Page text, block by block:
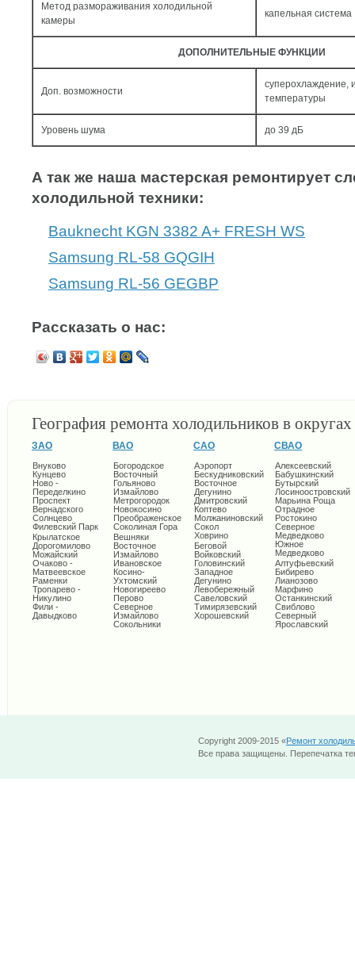
Метод размораживания холодильной
камеры
капельная система
ДОПОЛНИТЕЛЬНЫЕ ФУНКЦИИ
Доп. возможности
суперохлаждение,
температуры
Уровень шума до 39 дБ
А так же наша мастерская ремонтирует
холодильной техники:
Bauknecht KGN 3382 A+ FRESH WS
Samsung RL-58 GQGIH
Samsung RL-56 GEGBP
Рассказать о нас:
География ремонта холодильников в
ЗАО
Внуково
Кунцево
Ново -
Переделкино
Проспект
Вернадского
Солнцево
Филевский Парк
Крылатское
Дорогомилово
Можайский
Очаково -
Матвеевское
Раменки
Тропарево -
Никулино
Фили -
Давыдково
ВАО
Богородское
Восточный
Гольяново
Измайлово
Метрогородок
Новокосино
Преображенское
Соколиная Гора
Вешняки
Восточное
Измайлово
Ивановское
Косино-
Ухтомский
Новогиреево
Перово
Северное
Измайлово
Сокольники
САО
Аэропорт
Бескудниковский
Восточное
Дегунино
Дмитровский
Коптево
Молжаниновский
Сокол
Ховрино
Беговой
Войковский
Головинский
Западное
Дегунино
Левобережный
Савеловский
Тимирязевский
Хорошевский
СВАО
Алексеевский
Бабушкинский
Бутырский
Лосиноостровский
Марьина Роща
Отрадное
Ростокино
Северное
Медведково
Южное
Медведково
Алтуфьевский
Бибирево
Лианозово
Марфино
Останкинский
Свиблово
Северный
Ярославский
Copyright 2009-2015 «Ремонт
Все права защищены. Перепечатка